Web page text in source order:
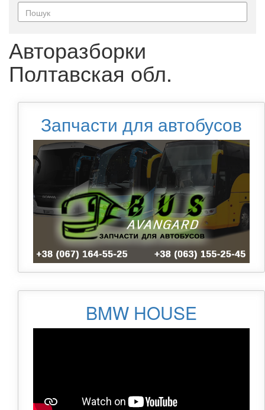
Авторазборки
Полтавская обл.
Запчасти для автобусов
BMW HOUSE